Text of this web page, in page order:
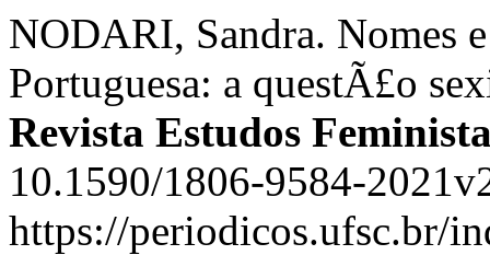
NODARI, Sandra. Nomes
Portuguesa: a questÃ£o
Revista Estudos
10.1590/1806-9584-
https://periodicos.ufsc.br/